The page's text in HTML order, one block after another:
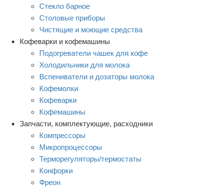
Стекло барное
Столовые приборы
Чистящие и моющие средства
Кофеварки и кофемашины
Подогреватели чашек для кофе
Холодильники для молока
Вспениватели и дозаторы молока
Кофемолки
Кофеварки
Кофемашины
Запчасти, комплектующие, расходники
Компрессоры
Микропроцессоры
Терморегуляторы/термостаты
Конфорки
Фреон